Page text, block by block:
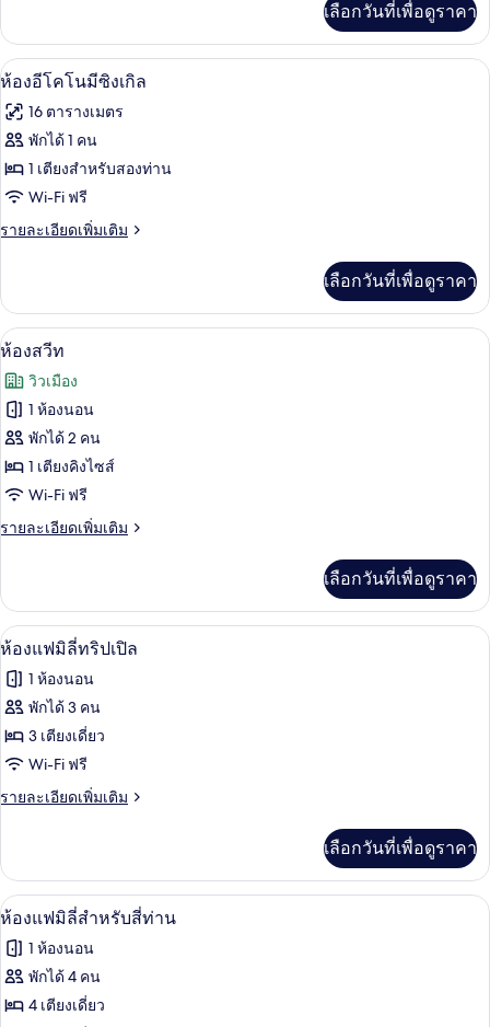
ดับเบิล,
อ่าง
น้ำวน
เกี่ยว
กับ
ห้อง
ลัก
ซ์
อ่าง
น้ำวน
เลือกวันที่เพื่อดูราคา
เปิด
ภาพถ่าย
ทั้งหมด
ของ
ห้อง
อี
โน
มี
ซิงเกิล
ห้องอีโคโนมีซิงเกิล | มินิบาร์, ตู้นิรภัย
9
ห้องอีโคโนมีซิงเกิล
16 ตารางเมตร
พักได้ 1 คน
1 เตียงสำหรับสองท่าน
Wi-Fi ฟรี
รายละเอียดเพิ่มเติม
ราย
เกี่ยว
กับ
ห้อง
โค
โน
มี
ซิงเกิล
เลือกวันที่เพื่อดูราคา
เปิด
ภาพถ่าย
ทั้งหมด
ของ
ห้อง
สวีท
ห้องสวีท | มินิบาร์, ตู้นิรภัยในห้องพัก,
9
ห้องสวีท
วิวเมือง
1 ห้องนอน
พักได้ 2 คน
1 เตียงคิงไซส์
Wi-Fi ฟรี
รายละเอียดเพิ่มเติม
ราย
เกี่ยว
กับ
ห้อง
ท
เลือกวันที่เพื่อดูราคา
เปิด
ภาพถ่าย
ทั้งหมด
ของ
ห้อง
แฟ
ลี่
ทริปเปิล
มินิบาร์, ตู้นิรภัยในห้องพัก, โต๊ะทำงา
5
ห้องแฟมิลี่ทริปเปิล
1 ห้องนอน
พักได้ 3 คน
3 เตียงเดี่ยว
Wi-Fi ฟรี
รายละเอียดเพิ่มเติม
ราย
เกี่ยว
กับ
ห้อง
มิ
ลี่
เลือกวันที่เพื่อดูราคา
เปิด
ภาพถ่าย
ทั้งหมด
ของ
มินิบาร์, ตู้นิรภัยในห้องพัก, โต๊ะทำงา
5
ห้องแฟมิลี่สำหรับสี่ท่าน
1 ห้องนอน
พักได้ 4 คน
4 เตียงเดี่ยว